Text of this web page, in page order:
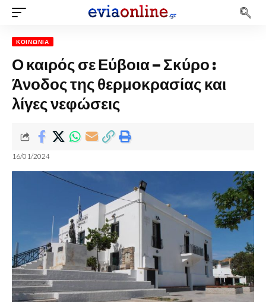
ΚΟΙΝΩΝΊΑ
Ο καιρός σε Εύβοια – Σκύρο :
Άνοδος της θερμοκρασίας και
λίγες νεφώσεις
16/01/2024